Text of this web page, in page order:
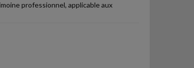
professionnel, applicable aux